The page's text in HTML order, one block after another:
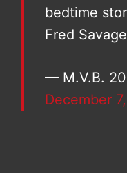
bedtime
Fred
— M.V.B.
December